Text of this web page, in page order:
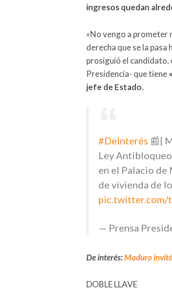
ingresos quedan
«No vengo a prometer
derecha que se la
prosiguió el candidato,
Presidencia- que tiene
jefe de Estado.
#DeInterés 📰|
Ley
en el Palacio de
de vivienda de
pic.twitter.com/
— Prensa
De interés:Maduro
DOBLE LLAVE